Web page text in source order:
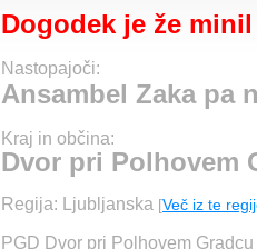
Dogodek je že minil
Nastopajoči:
Ansambel Zaka pa
Kraj in občina:
Dvor pri Polhovem
Regija: Ljubljanska [Več iz te
PGD Dvor pri Polhovem